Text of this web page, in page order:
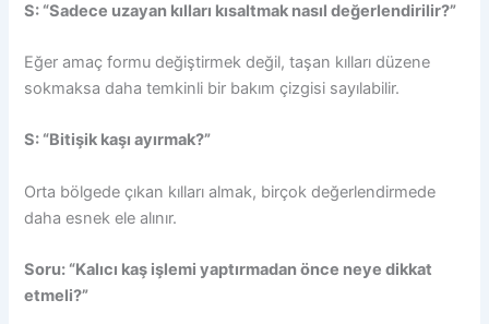
S: “Sadece uzayan kılları kısaltmak nasıl değerlendirilir?”
Eğer amaç formu değiştirmek değil, taşan kılları düzene
sokmaksa daha temkinli bir bakım çizgisi sayılabilir.
S: “Bitişik kaşı ayırmak?”
Orta bölgede çıkan kılları almak, birçok değerlendirmede
daha esnek ele alınır.
Soru: “Kalıcı kaş işlemi yaptırmadan önce neye dikkat
etmeli?”